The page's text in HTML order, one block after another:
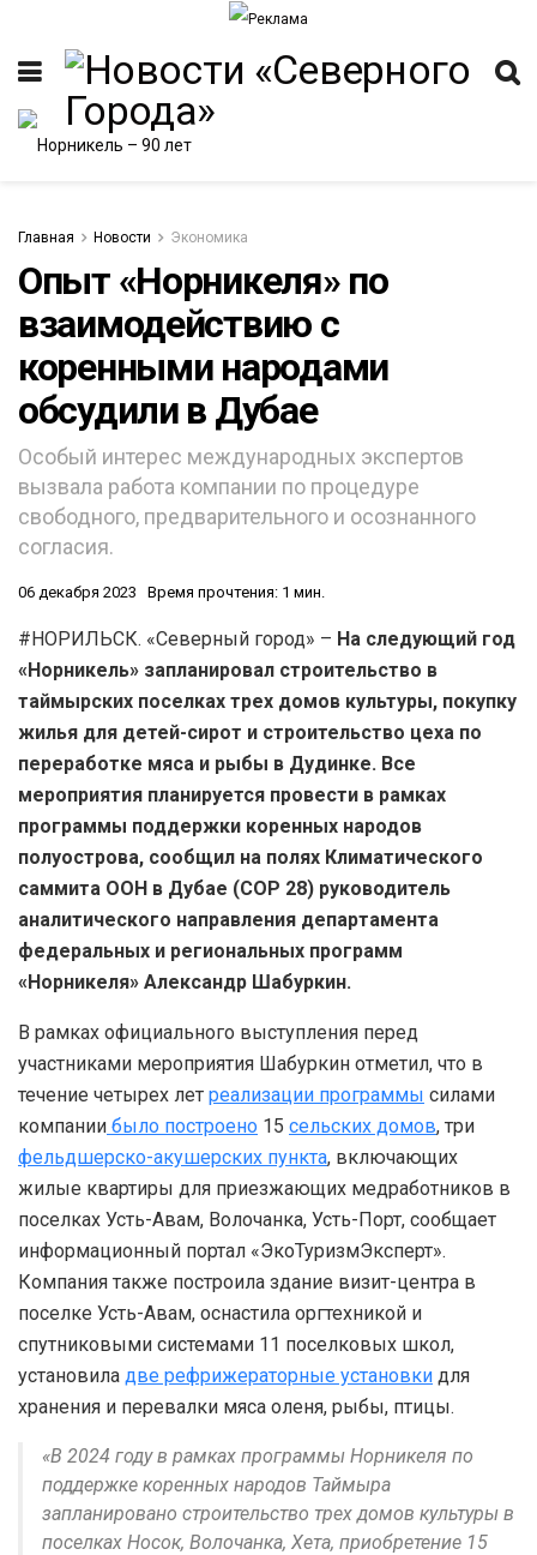
Главная Новости Экономика
Опыт «Норникеля» по
взаимодействию с
коренными народами
обсудили в Дубае
Особый интерес международных экспертов
вызвала работа компании по процедуре
свободного, предварительного и осознанного
согласия.
06 декабря 2023 Время прочтения: 1 мин.
#НОРИЛЬСК. «Северный город» – На следующий год
«Норникель» запланировал строительство в
таймырских поселках трех домов культуры, покупку
жилья для детей-сирот и строительство цеха по
переработке мяса и рыбы в Дудинке. Все
мероприятия планируется провести в рамках
программы поддержки коренных народов
полуострова, сообщил на полях Климатического
саммита ООН в Дубае (СОР 28) руководитель
аналитического направления департамента
федеральных и региональных программ
«Норникеля» Александр Шабуркин.
В рамках официального выступления перед
участниками мероприятия Шабуркин отметил, что в
течение четырех лет реализации программы силами
компании было построено 15 сельских домов, три
фельдшерско-акушерских пункта, включающих
жилые квартиры для приезжающих медработников в
поселках Усть-Авам, Волочанка, Усть-Порт, сообщает
информационный портал «ЭкоТуризмЭксперт».
Компания также построила здание визит-центра в
поселке Усть-Авам, оснастила оргтехникой и
спутниковыми системами 11 поселковых школ,
установила две рефрижераторные установки для
хранения и перевалки мяса оленя, рыбы, птицы.
«В 2024 году в рамках программы Норникеля по
поддержке коренных народов Таймыра
запланировано строительство трех домов культуры в
поселках Носок, Волочанка, Хета, приобретение 15